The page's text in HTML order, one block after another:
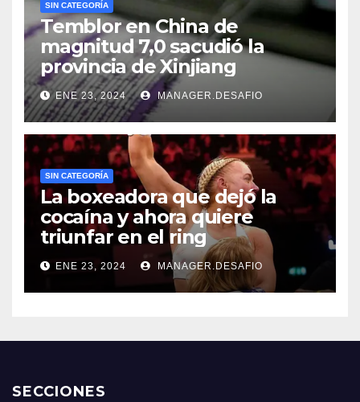
SIN CATEGORÍA
Temblor en China de
magnitud 7,0 sacudió la
provincia de Xinjiang
ENE 23, 2024 MANAGER.DESAFIO
SIN CATEGORÍA
La boxeadora que dejó la
cocaína y ahora quiere
triunfar en el ring​
ENE 23, 2024 MANAGER.DESAFIO
SECCIONES